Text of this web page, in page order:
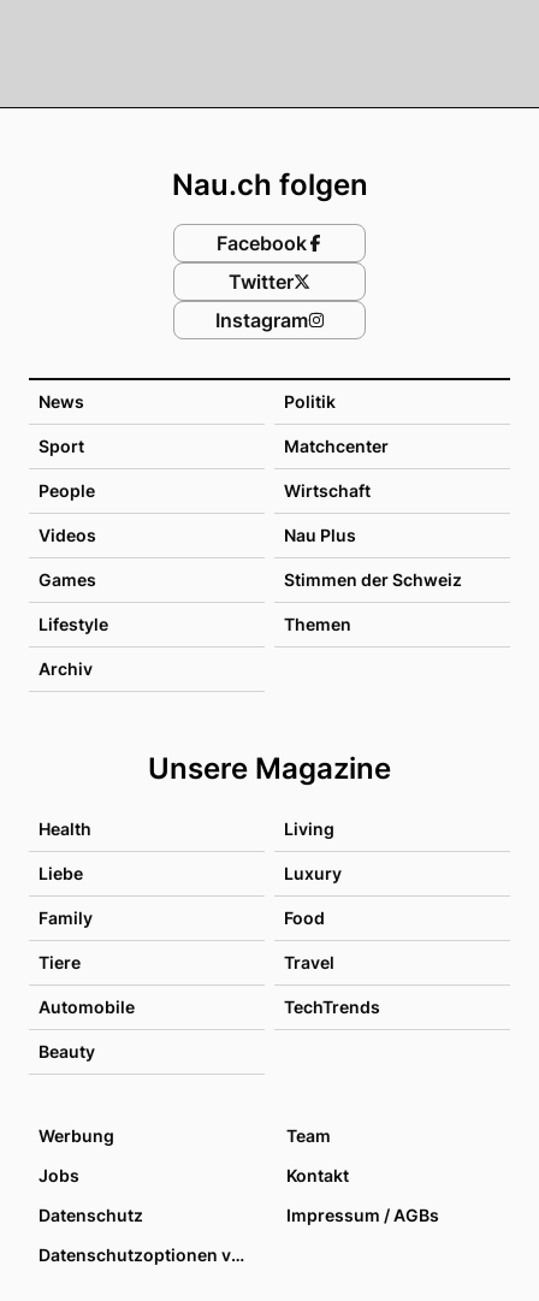
News Politik
Sport Matchcenter
People Wirtschaft
Videos Nau Plus
Games Stimmen der Schweiz
Lifestyle Themen
Archiv
Unsere Magazine
Health Living
Liebe Luxury
Family Food
Tiere Travel
Automobile TechTrends
Beauty
Nau.ch folgen
Facebook
Twitter
Instagram
Werbung
Team
Jobs
Kontakt
Datenschutz
Impressum / AGBs
Datenschutzoptionen verwalten